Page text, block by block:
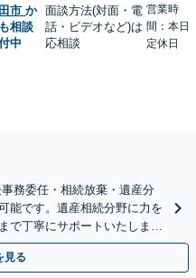
市 か
相談
中
面談方法(対面・電
話・ビデオなど)は
応相談
営業時
間：本日
定休日
務委任・相続放棄・遺産分
能です。遺産相続分野に力を
で丁寧にサポートいたしま
い。
見る